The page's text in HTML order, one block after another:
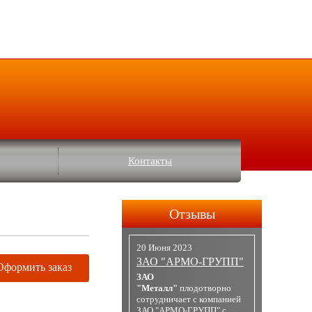
Контакты
заказ
Отзывы
20 Июня 2023
ЗАО "АРМО-ГРУПП"
ЗАО
"Металл" плодотворно
сотрудничает с компанией